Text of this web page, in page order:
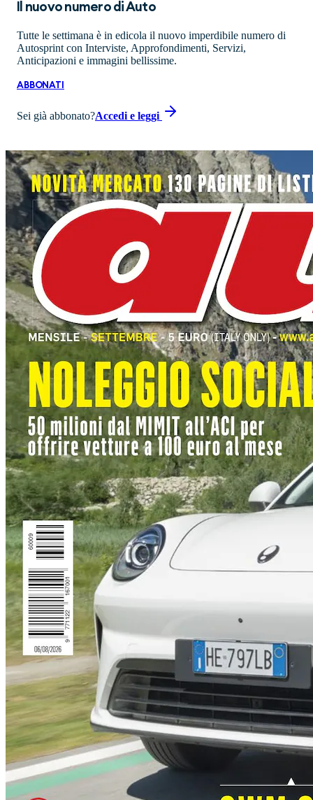
Il nuovo numero diAuto
Tutte le settimana è in edicola il nuovo imperdibile numero di
Autosprint con Interviste, Approfondimenti, Servizi,
Anticipazioni e immagini bellissime.
ABBONATI
Sei già abbonato?Accedi e leggi